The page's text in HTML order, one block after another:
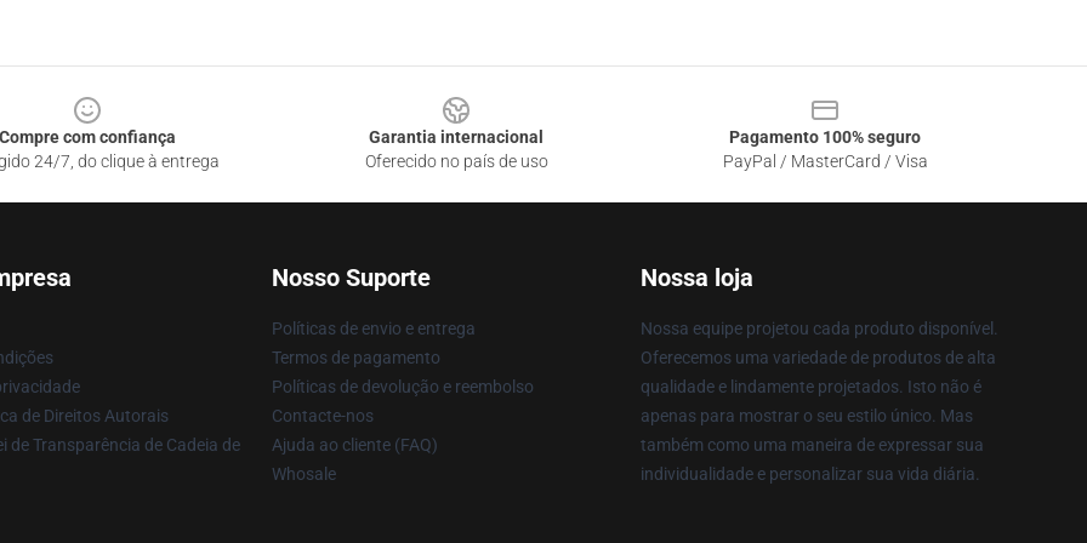
Compre com confiança
24/7, do clique à entrega
Garantia internacional
Oferecido no país de uso
Pagamento 100% seguro
PayPal / MasterCard / Visa
de Direitos Autorais
de Transparência de Cadeia de
Nosso Suporte
Políticas de envio e entrega
Termos de pagamento
Políticas de devolução e reembolso
Contacte-nos
Ajuda ao cliente (FAQ)
Whosale
Nossa loja
Nossa equipe projetou cada produto disponível.
Oferecemos uma variedade de produtos de alta
qualidade e lindamente projetados. Isto não é
apenas para mostrar o seu estilo único. Mas
também como uma maneira de expressar sua
individualidade e personalizar sua vida diária.